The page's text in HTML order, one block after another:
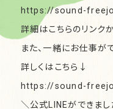
https://sound-
詳細はこちらのリンク
また、一緒にお仕事が
詳しくはこちら↓
https://sound-
＼公式LINEができまし